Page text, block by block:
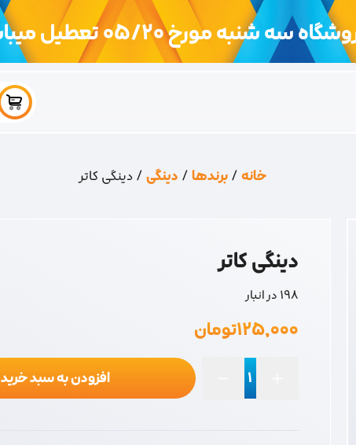
سه شنبه مورخ 05/20 تعطیل میباشد
خانه/برندها/ دینگی/ دینگی کاتر
دینگی کاتر
198 در انبار
۱۲۵,۰۰۰تومان
افزودن به سبد خرید